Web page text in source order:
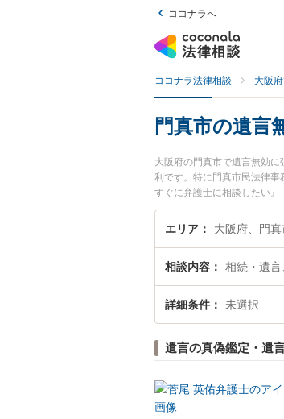
ココナラへ
ココナラ法律相談 大阪
門真市の遺言
大阪府の門真市で遺言無効
利です。特に門真市民法律
すぐに弁護士に相談したい
い』などでお困りの相談者さ
エリア 大阪府、門真
相談内容 相続・遺
詳細条件 未選択
遺言の真偽鑑定・遺